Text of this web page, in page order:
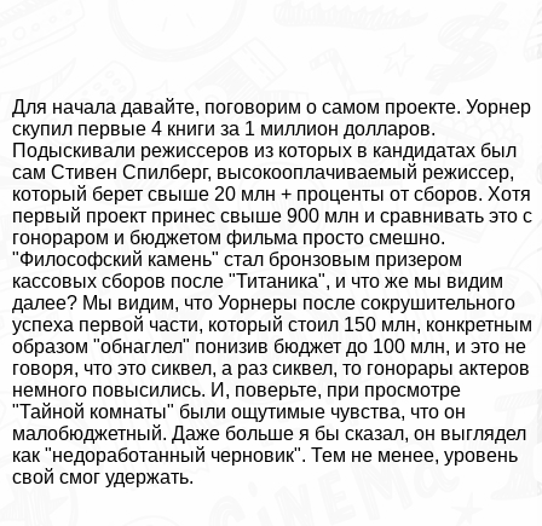
Для начала давайте, поговорим о самом проекте. Уорнер
скупил первые 4 книги за 1 миллион долларов.
Подыскивали режиссеров из которых в кандидатах был
сам Стивен Спилберг, высокооплачиваемый режиссер,
который берет свыше 20 млн + проценты от сборов. Хотя
первый проект принес свыше 900 млн и сравнивать это с
гонораром и бюджетом фильма просто смешно.
"Философский камень" стал бронзовым призером
кассовых сборов после "Титаника", и что же мы видим
далее? Мы видим, что Уорнеры после сокрушительного
успеха первой части, который стоил 150 млн, конкретным
образом "обнаглел" понизив бюджет до 100 млн, и это не
говоря, что это сиквел, а раз сиквел, то гонорары актеров
немного повысились. И, поверьте, при просмотре
"Тайной комнаты" были ощутимые чувства, что он
малобюджетный. Даже больше я бы сказал, он выглядел
как "недоработанный черновик". Тем не менее, уровень
свой смог удержать.